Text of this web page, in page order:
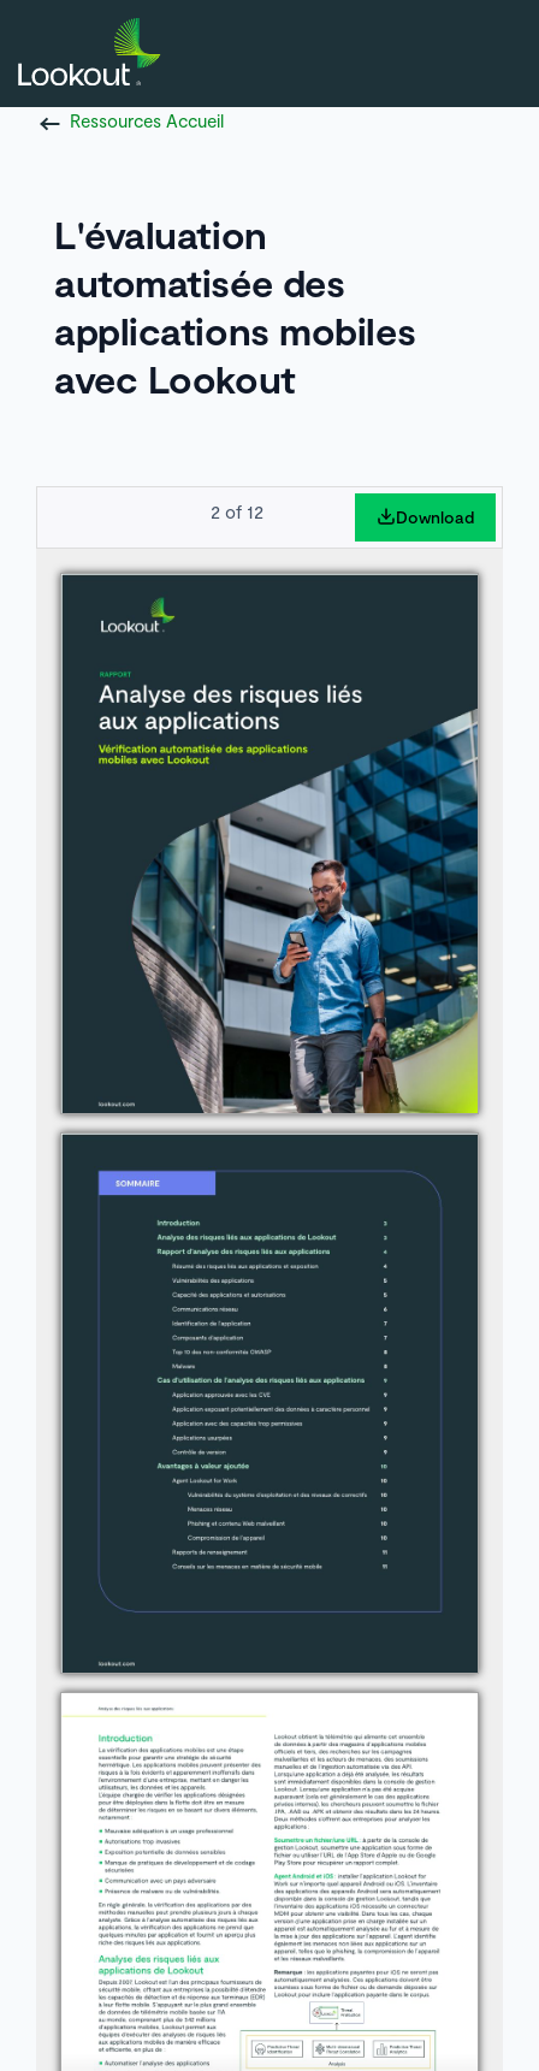
Ressources Accueil
L'évaluation
automatisée des
applications mobiles
avec Lookout
2 of 12 Download